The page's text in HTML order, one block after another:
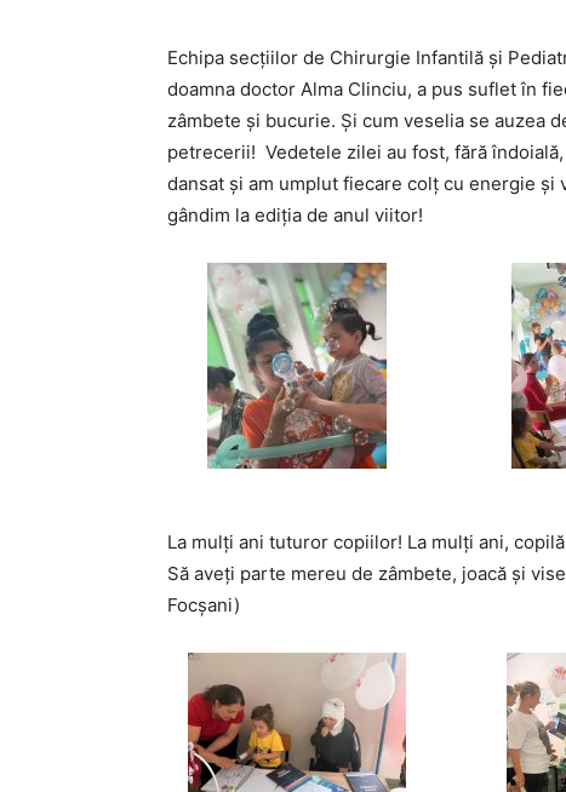
Echipa secțiilor de Chirurgie Infantilă și
doamna doctor Alma Clinciu, a pus suflet în
zâmbete și bucurie. Și cum veselia se auzea
petrecerii! Vedetele zilei au fost, fără
dansat și am umplut fiecare colț cu energie și
gândim la ediția de anul viitor!
La mulți ani tuturor copiilor! La mulți ani,
Să aveți parte mereu de zâmbete, joacă și
Focșani)